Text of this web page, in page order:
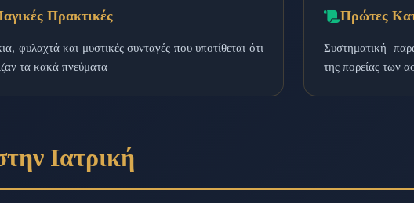
Πρακτικές
φυλαχτά και μυστικές συνταγές που υποτίθεται ότι
τα κακά πνεύματα
Πρώτες
Συστηματική
της πορείας των
Ιατρική